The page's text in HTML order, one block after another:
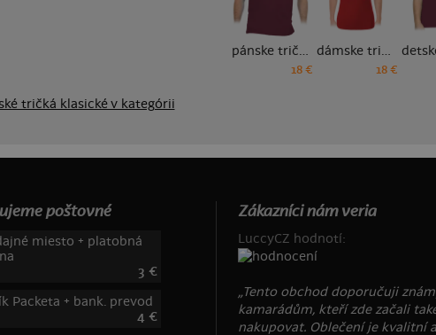
tričká klasické v kategórii
pánske tričko
18 €
dámske tričko
18 €
poštovné
miesto + platobná
3 €
Packeta + bank. prevod
4 €
Zákazníci nám veria
LuccyCZ hodnotí:
„Tento obchod doporučuji
kamarádům, kteří zde začali
nakupovat. Oblečení je kvalitní a